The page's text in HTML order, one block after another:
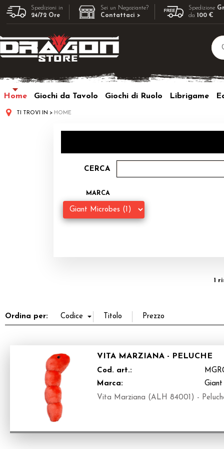
Spedizioni in
24/72 Ore
Sei un Negoziante?
Contattaci >
Spedizione
da100 €
Home Giochi da Tavolo Giochi di Ruolo Librigame
TI TROVI IN HOME
CERCA
MARCA
1
Ordina per:
VITA MARZIANA - PELUCHE
Cod. art.:
Marca:
Giant
Vita Marziana (ALH 84001) -